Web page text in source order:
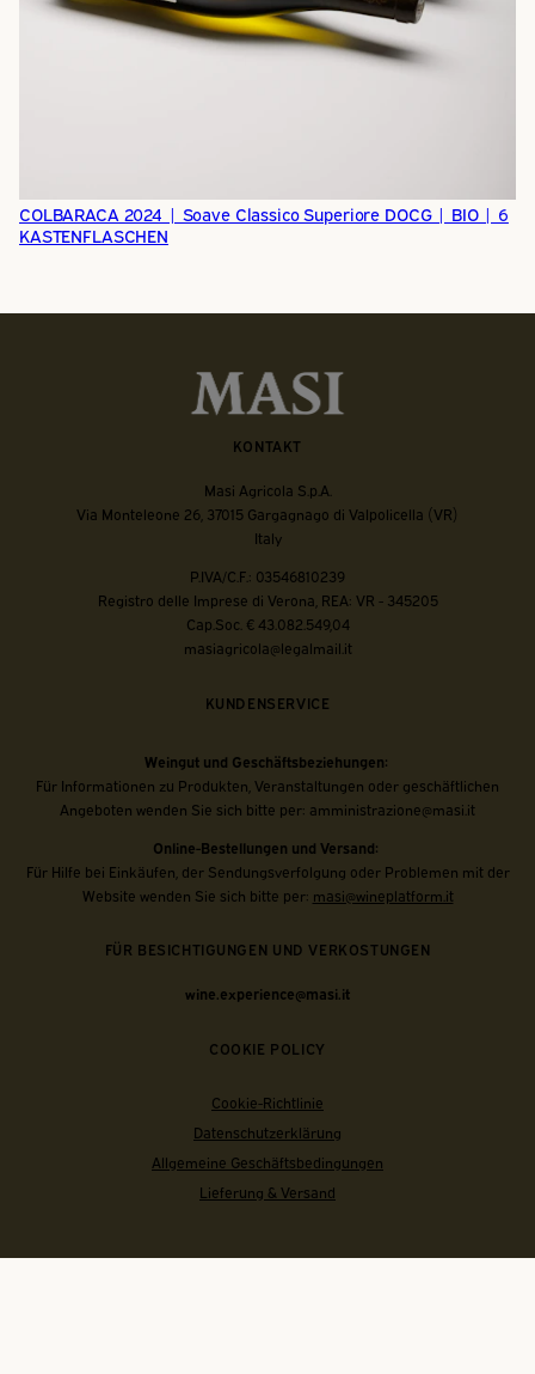
COLBARACA 2024 | Soave Classico Superiore DOCG | BIO | 6
KASTENFLASCHEN
KONTAKT
Masi Agricola S.p.A.
Via Monteleone 26, 37015 Gargagnago di Valpolicella (VR)
Italy
P.IVA/C.F.: 03546810239
Registro delle Imprese di Verona, REA: VR - 345205
Cap.Soc. € 43.082.549,04
masiagricola@legalmail.it
KUNDENSERVICE
Weingut und Geschäftsbeziehungen:
Für Informationen zu Produkten, Veranstaltungen oder geschäftlichen
Angeboten wenden Sie sich bitte per: amministrazione@masi.it
Online-Bestellungen und Versand:
Für Hilfe bei Einkäufen, der Sendungsverfolgung oder Problemen mit der
Website wenden Sie sich bitte per: masi@wineplatform.it
FÜR BESICHTIGUNGEN UND VERKOSTUNGEN
wine.experience@masi.it
COOKIE POLICY
Cookie-Richtlinie
Datenschutzerklärung
Allgemeine Geschäftsbedingungen
Lieferung & Versand